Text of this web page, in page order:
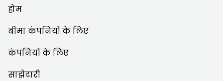
होम
बीमा कंपनियों के लिए
कंपनियों के लिए
साझेदारी